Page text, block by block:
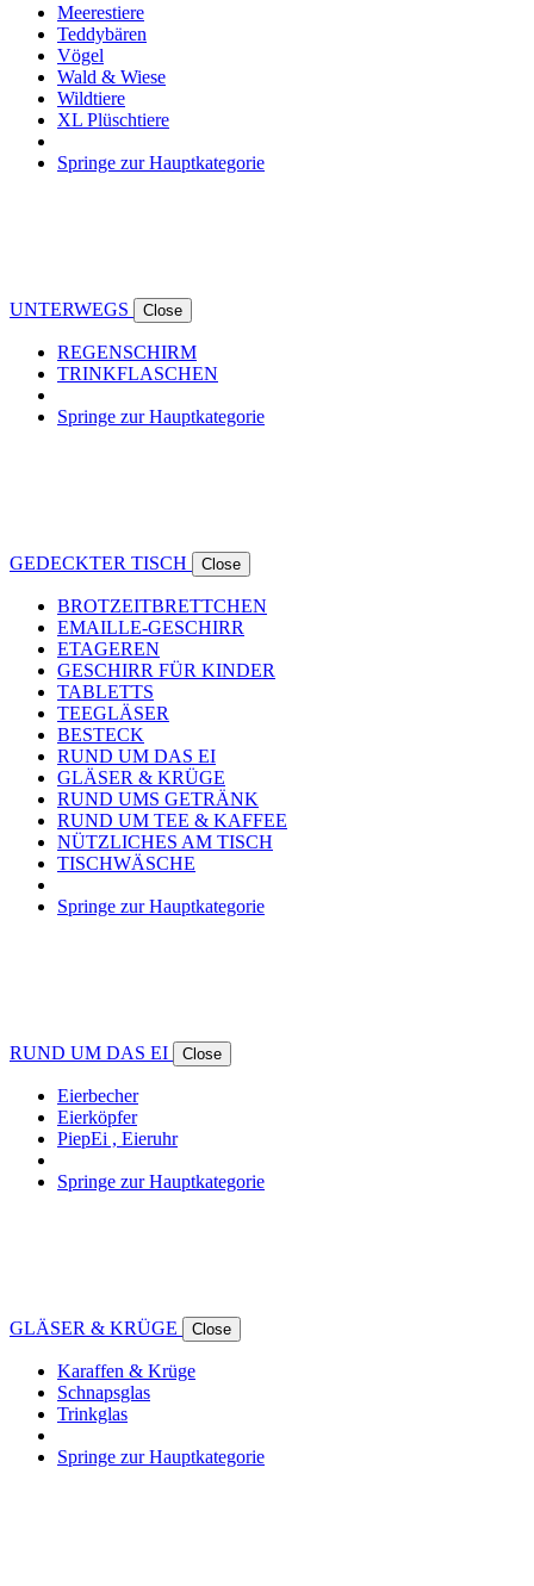
Meerestiere
Teddybären
Vögel
Wald & Wiese
Wildtiere
XL Plüschtiere
Springe zur Hauptkategorie
UNTERWEGS Close
REGENSCHIRM
TRINKFLASCHEN
Springe zur Hauptkategorie
GEDECKTER TISCH Close
BROTZEITBRETTCHEN
EMAILLE-GESCHIRR
ETAGEREN
GESCHIRR FÜR KINDER
TABLETTS
TEEGLÄSER
BESTECK
RUND UM DAS EI
GLÄSER & KRÜGE
RUND UMS GETRÄNK
RUND UM TEE & KAFFEE
NÜTZLICHES AM TISCH
TISCHWÄSCHE
Springe zur Hauptkategorie
RUND UM DAS EI Close
Eierbecher
Eierköpfer
PiepEi , Eieruhr
Springe zur Hauptkategorie
GLÄSER & KRÜGE Close
Karaffen & Krüge
Schnapsglas
Trinkglas
Springe zur Hauptkategorie